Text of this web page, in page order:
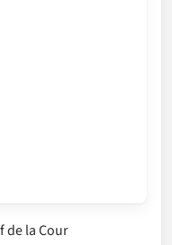
de la Cour